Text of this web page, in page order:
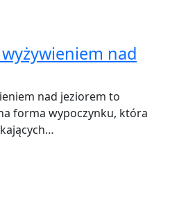
nad
nad jeziorem to
forma wypoczynku, która